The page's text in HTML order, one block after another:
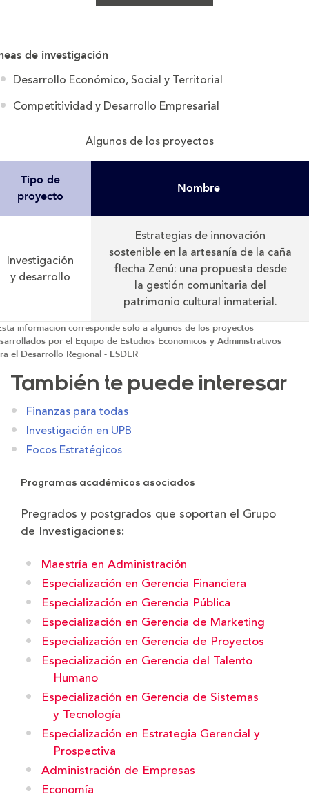
de investigación
Desarrollo Económico, Social y Territorial
Competitividad y Desarrollo Empresarial
Algunos de los proyectos
Tipo de
proyecto
Nombre
Investigación
y desarrollo
Estrategias de innovación
sostenible en la artesanía de la caña
flecha Zenú: una propuesta desde
la gestión comunitaria del
patrimonio cultural inmaterial.
información corresponde sólo a algunos de los proyectos
por el Equipo de Estudios Económicos y Administrativos
el Desarrollo Regional - ESDER
También te puede interesar
Finanzas para todas
Investigación en UPB
Focos Estratégicos
Programas académicos asociados
Pregrados y postgrados que soportan el Grupo
de Investigaciones:
Maestría en Administración
Especialización en Gerencia Financiera
Especialización en Gerencia Pública
Especialización en Gerencia de Marketing
Especialización en Gerencia de Proyectos
Especialización en Gerencia del Talento
Humano
Especialización en Gerencia de Sistemas
y Tecnología
Especialización en Estrategia Gerencial y
Prospectiva
Administración de Empresas
Economía